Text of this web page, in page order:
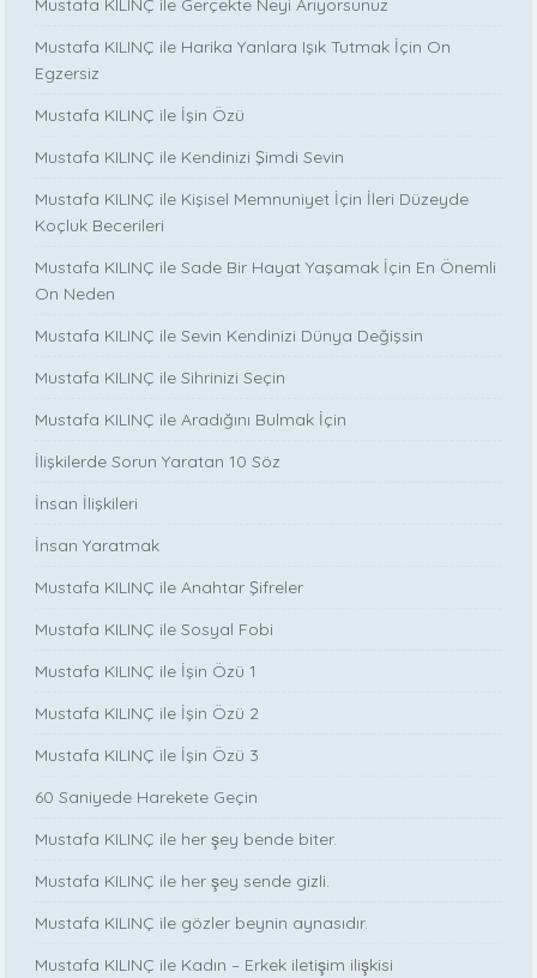
Mustafa KILINÇ ile Gerçekte Neyi Arıyorsunuz
Mustafa KILINÇ ile Harika Yanlara Işık Tutmak İçin On
Egzersiz
Mustafa KILINÇ ile İşin Özü
Mustafa KILINÇ ile Kendinizi Şimdi Sevin
Mustafa KILINÇ ile Kişisel Memnuniyet İçin İleri Düzeyde
Koçluk Becerileri
Mustafa KILINÇ ile Sade Bir Hayat Yaşamak İçin En Önemli
On Neden
Mustafa KILINÇ ile Sevin Kendinizi Dünya Değişsin
Mustafa KILINÇ ile Sihrinizi Seçin
Mustafa KILINÇ ile Aradığını Bulmak İçin
İlişkilerde Sorun Yaratan 10 Söz
İnsan İlişkileri
İnsan Yaratmak
Mustafa KILINÇ ile Anahtar Şifreler
Mustafa KILINÇ ile Sosyal Fobi
Mustafa KILINÇ ile İşin Özü 1
Mustafa KILINÇ ile İşin Özü 2
Mustafa KILINÇ ile İşin Özü 3
60 Saniyede Harekete Geçin
Mustafa KILINÇ ile her şey bende biter.
Mustafa KILINÇ ile her şey sende gizli.
Mustafa KILINÇ ile gözler beynin aynasıdır.
Mustafa KILINÇ ile Kadın – Erkek iletişim ilişkisi